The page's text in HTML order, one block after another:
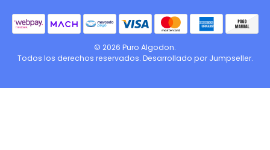
© 2026 Puro Algodon.
Todos los derechos reservados. Desarrollado por Jumpseller.